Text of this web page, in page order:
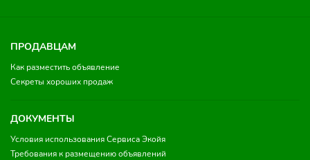
ПРОДАВЦАМ
Как разместить объявление
Секреты хороших продаж
ДОКУМЕНТЫ
Условия использования Сервиса Экойя
Требования к размещению объявлений